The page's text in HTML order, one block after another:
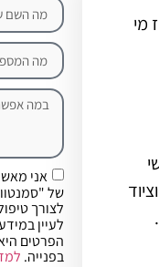
מי
אני
של
לצורך
לעיין
הפרטים
בפנייה.